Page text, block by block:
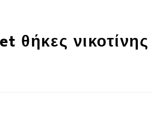
θήκες νικοτίνης